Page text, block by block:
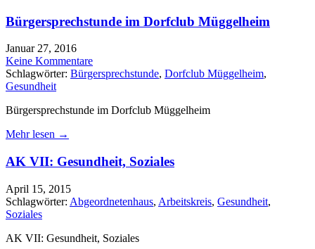
Bürgersprechstunde im Dorfclub Müggelheim
Januar 27, 2016
Keine Kommentare
Schlagwörter: Bürgersprechstunde, Dorfclub Müggelheim,
Gesundheit
Bürgersprechstunde im Dorfclub Müggelheim
Mehr lesen →
AK VII: Gesundheit, Soziales
April 15, 2015
Schlagwörter: Abgeordnetenhaus, Arbeitskreis, Gesundheit,
Soziales
AK VII: Gesundheit, Soziales